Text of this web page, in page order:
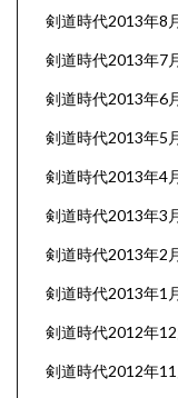
剣道時代2013年8
剣道時代2013年7
剣道時代2013年6
剣道時代2013年5
剣道時代2013年4
剣道時代2013年3
剣道時代2013年2
剣道時代2013年1
剣道時代2012年
剣道時代2012年